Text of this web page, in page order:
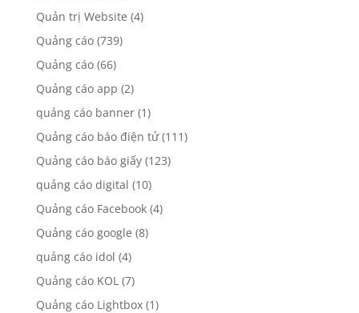
Google Adwords(3)
Google seo (3)
Kênh khác(4)
Kiến thức(341)
PR – Content(33)
Quản trị Website(4)
Quảng cáo(739)
Quảng cáo (66)
Quảng cáo app(2)
quảng cáo banner (1)
Quảng cáo báo điện tử
Quảng cáo báo giấy
quảng cáo digital(10)